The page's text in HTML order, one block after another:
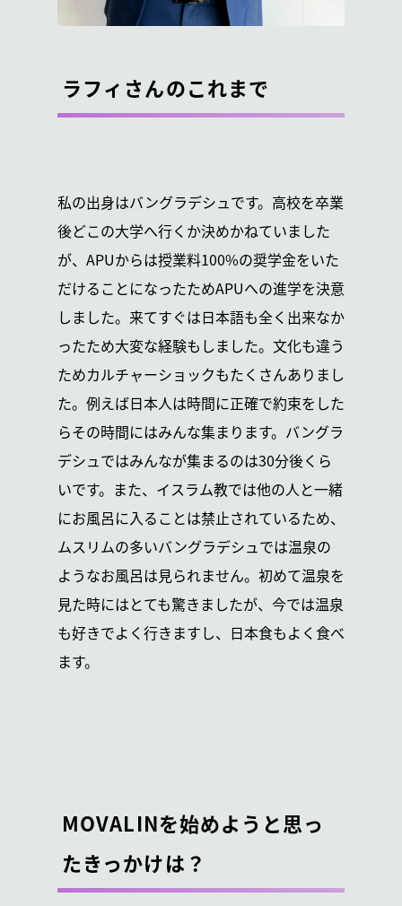
ラフィさんのこれまで
私の出身はバングラデシュです。高校を卒業
後どこの大学へ行くか決めかねていました
が、APUからは授業料100%の奨学金をいた
だけることになったためAPUへの進学を決意
しました。来てすぐは日本語も全く出来なか
ったため大変な経験もしました。文化も違う
ためカルチャーショックもたくさんありまし
た。例えば日本人は時間に正確で約束をした
らその時間にはみんな集まります。バングラ
デシュではみんなが集まるのは30分後くら
いです。また、イスラム教では他の人と一緒
にお風呂に入ることは禁止されているため、
ムスリムの多いバングラデシュでは温泉の
ようなお風呂は見られません。初めて温泉を
見た時にはとても驚きましたが、今では温泉
も好きでよく行きますし、日本食もよく食べ
ます。
MOVALINを始めようと思っ
たきっかけは？